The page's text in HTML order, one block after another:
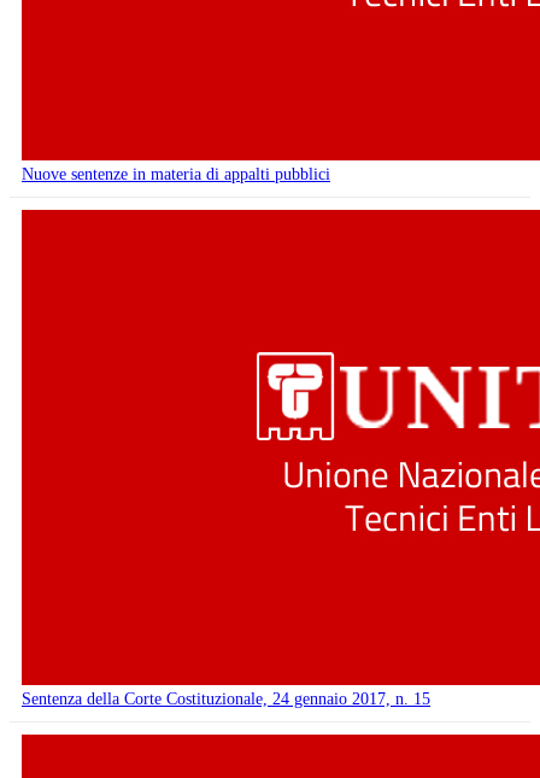
Nuove sentenze in materia di appalti pubblici
Sentenza della Corte Costituzionale, 24 gennaio 2017, n. 15